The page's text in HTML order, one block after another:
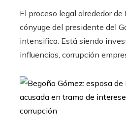
El proceso legal alrededor de
cónyuge del presidente del
intensifica. Está siendo
influencias, corrupción